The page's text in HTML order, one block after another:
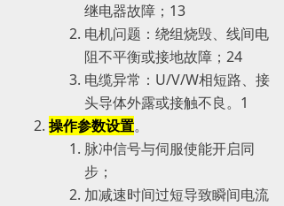
继电器故障；‌‌1‌‌3
电机问题：绕组烧毁、线间电
阻不平衡或接地故障；‌‌2‌‌4
电缆异常：U/V/W相短路、接
头导体外露或接触不良。‌‌1
操作参数设置。
脉冲信号与伺服使能开启同
步；
加减速时间过短导致瞬间电流